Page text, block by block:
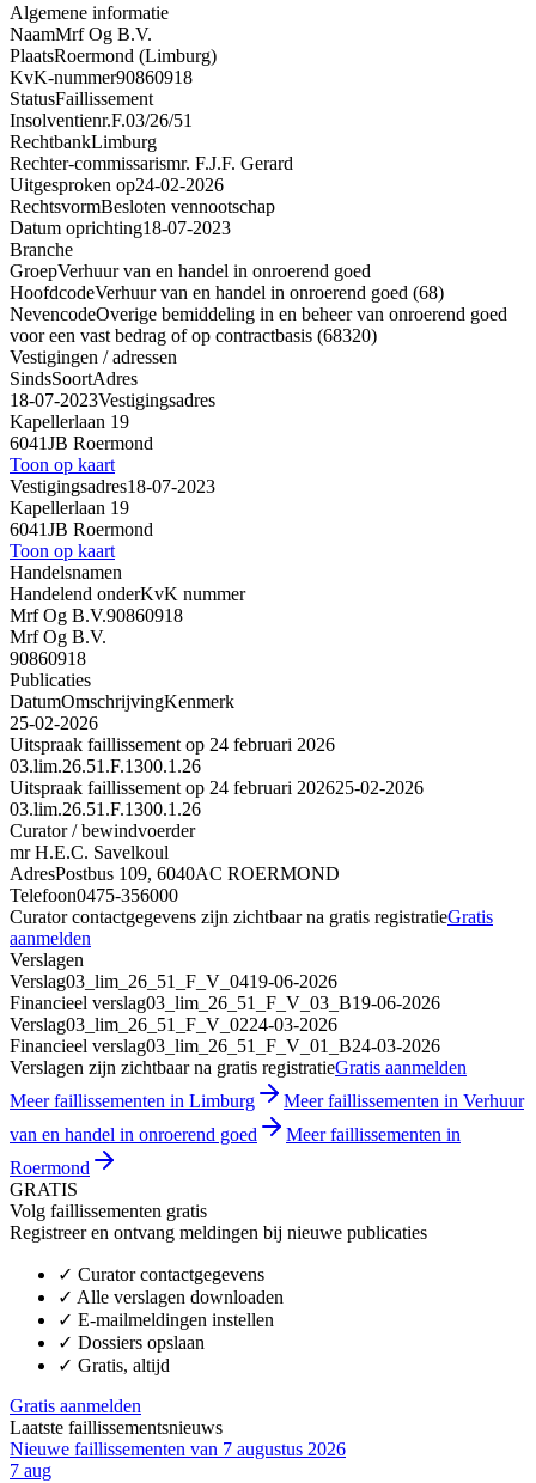
Algemene informatie
NaamMrf Og B.V.
PlaatsRoermond (Limburg)
KvK-nummer90860918
StatusFaillissement
Insolventienr.F.03/26/51
RechtbankLimburg
Rechter-commissarismr. F.J.F. Gerard
Uitgesproken op24-02-2026
RechtsvormBesloten vennootschap
Datum oprichting18-07-2023
Branche
GroepVerhuur van en handel in onroerend goed
HoofdcodeVerhuur van en handel in onroerend goed (68)
NevencodeOverige bemiddeling in en beheer van onroerend goed
voor een vast bedrag of op contractbasis (68320)
Vestigingen / adressen
SindsSoortAdres
18-07-2023Vestigingsadres
Kapellerlaan 19
6041JB Roermond
Toon op kaart
Vestigingsadres18-07-2023
Kapellerlaan 19
6041JB Roermond
Toon op kaart
Handelsnamen
Handelend onderKvK nummer
Mrf Og B.V.90860918
Mrf Og B.V.
90860918
Publicaties
DatumOmschrijvingKenmerk
25-02-2026
Uitspraak faillissement op 24 februari 2026
03.lim.26.51.F.1300.1.26
Uitspraak faillissement op 24 februari 202625-02-2026
03.lim.26.51.F.1300.1.26
Curator / bewindvoerder
mr H.E.C. Savelkoul
AdresPostbus 109, 6040AC ROERMOND
Telefoon0475-356000
Curator contactgegevens zijn zichtbaar na gratis registratieGratis
aanmelden
Verslagen
Verslag03_lim_26_51_F_V_0419-06-2026
Financieel verslag03_lim_26_51_F_V_03_B19-06-2026
Verslag03_lim_26_51_F_V_0224-03-2026
Financieel verslag03_lim_26_51_F_V_01_B24-03-2026
Verslagen zijn zichtbaar na gratis registratieGratis aanmelden
Meer faillissementen in Limburg
Meer faillissementen in Verhuur
van en handel in onroerend goed
Meer faillissementen in
Roermond
GRATIS
Volg faillissementen gratis
Registreer en ontvang meldingen bij nieuwe publicaties
✓ Curator contactgegevens
✓ Alle verslagen downloaden
✓ E-mailmeldingen instellen
✓ Dossiers opslaan
✓ Gratis, altijd
Gratis aanmelden
Laatste faillissementsnieuws
Nieuwe faillissementen van 7 augustus 2026
7 aug